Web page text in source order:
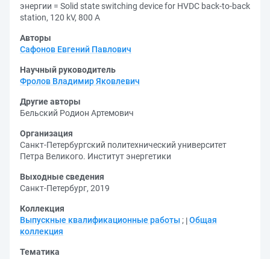
энергии = Solid state switching device for HVDC back-to-back
station, 120 kV, 800 A
Авторы
Сафонов Евгений Павлович
Научный руководитель
Фролов Владимир Яковлевич
Другие авторы
Бельский Родион Артемович
Организация
Санкт-Петербургский политехнический университет
Петра Великого. Институт энергетики
Выходные сведения
Санкт-Петербург, 2019
Коллекция
Выпускные квалификационные работы ; Общая
коллекция
Тематика